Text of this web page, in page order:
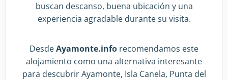
buscan descanso, buena ubicación y una
experiencia agradable durante su visita.
DesdeAyamonte.info recomendamos este
alojamiento como una alternativa interesante
para descubrir Ayamonte, Isla Canela, Punta del